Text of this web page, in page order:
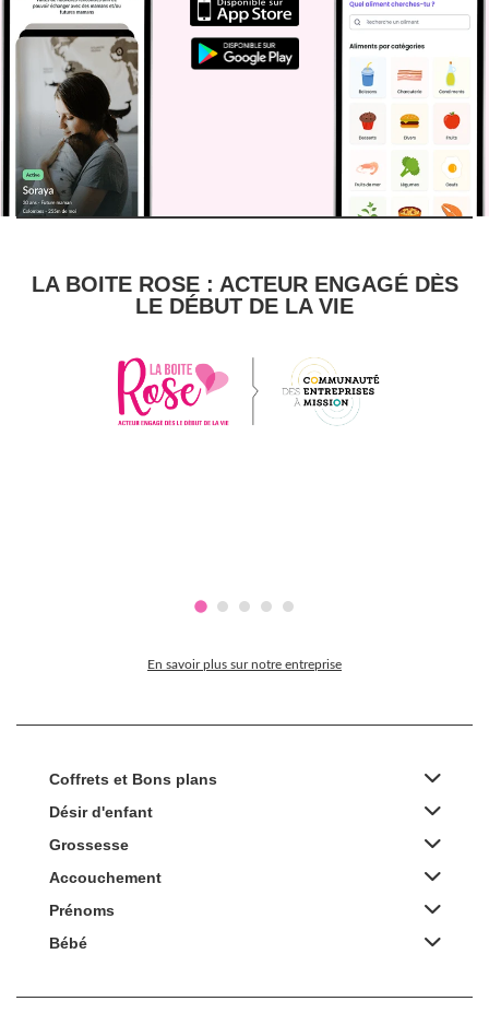
LA BOITE ROSE : ACTEUR ENGAGÉ DÈS
LE DÉBUT DE LA VIE
En savoir plus sur notre entreprise
Coffrets et Bons plans
Désir d'enfant
Grossesse
Accouchement
Prénoms
Bébé